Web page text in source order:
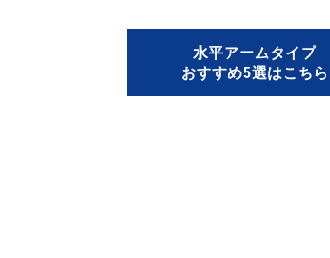
水平アームタイプ
おすすめ5選はこちら